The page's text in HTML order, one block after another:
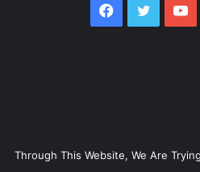
Facebook
Twitter
Through This Website, We Are